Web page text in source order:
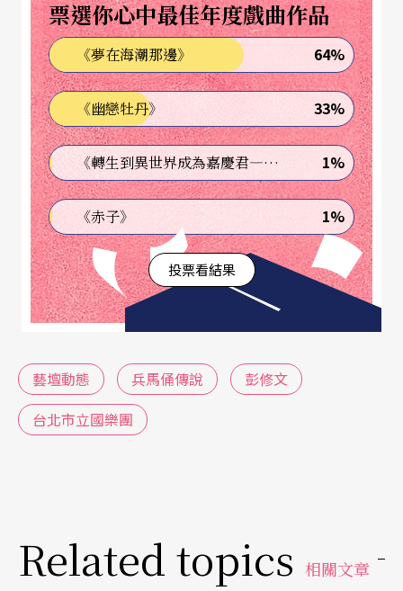
有開闊的氣魄。〈八月晚來香〉及〈冬月風雪夜歸
人〉，指揮將樂曲的架構描畫得十分精細，但樂團
的音色粗糙，樂曲的韻味就差了一截。二胡協奏曲
〈不屈的蘇武〉，獨奏者所加的麥克風音量過大，
廻音長，高頻不明顯，使得二胡應有的音色無法展
現，樂團與獨奏者的音量比例也不平衡。而獨奏者
與樂團之間的默契明顯不足。許多樂段二胡與樂團
已經分家了，各拉各的調，整首樂曲幾近支離破碎
的程度。〈月兒高〉的琵琶主奏相當稱職，但擊樂
太搶鏡頭了，整首樂曲的氣氛難免受到破壞。
演出略有刪節，或許是爲了使樂曲更有張力吧？但
筆者認爲有損原曲的精神。最後壓軸曲目爲彭氏的
樂章結尾部分，當弦樂部分出來之後，節奏及旋律
皆相當不穩，各聲部加入時，速度不一，使得整首
票選你心中最佳年度戲曲作品
《夢在海潮那邊》 64%
《幽戀牡丹》 33%
《轉生到異世界成為嘉慶君—發現我的祖先是詐騙集團!?》 1%
《赤子》 1%
投票看結果
藝壇動態 兵馬俑傳說
彭修文
台北市立國樂團
Related topics 相關文章